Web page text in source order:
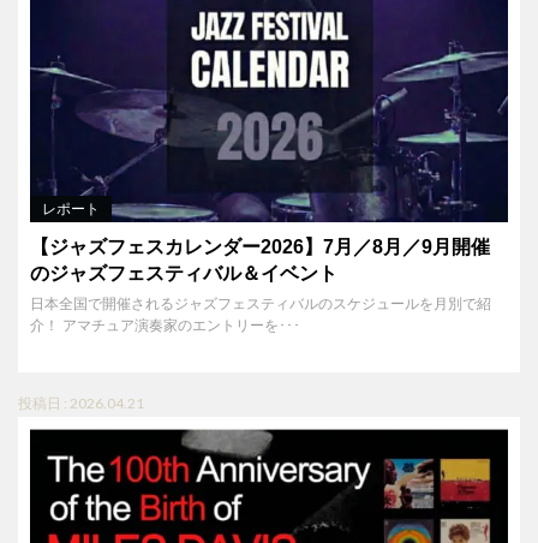
レポート
【ジャズフェスカレンダー2026】7月／8月／9月開催
のジャズフェスティバル＆イベント
日本全国で開催されるジャズフェスティバルのスケジュールを月別で紹
介！ アマチュア演奏家のエントリーを･･･
投稿日 : 2026.04.21